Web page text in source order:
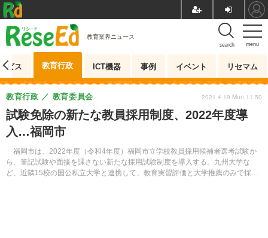
menu
search
教育業界ニュース
ビス 教育行政 ICT機器 事例 イベント リセマム
試験免除の新たな教員採用制度、2022年度導
入…福岡市
福岡市は、2022年度（令和4年度）福岡市立学校教員採用候補者選考試験か
ら、筆記試験や面接を課さない新たな採用試験制度を導入する。九州大学な
ど、近隣15校の国公私立大学と連携して、教育実習評価と大学推薦のみで採否
教育行政 教育委員会 2021.4.19 Mon 11:50